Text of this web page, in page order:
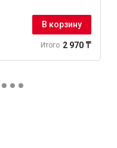
В корзину
Итого 2 970 ₸